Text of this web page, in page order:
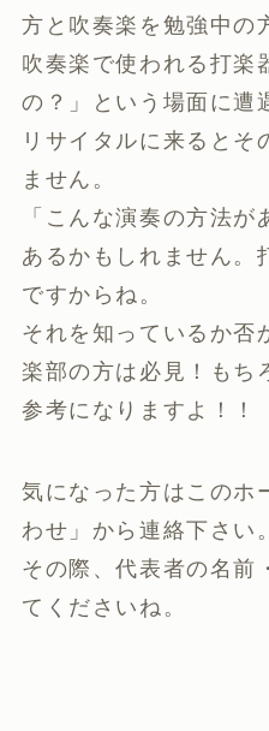
方と吹奏楽を勉強中の
吹奏楽で使われる打楽
の？」という場面に遭
リサイタルに来るとそ
ません。
「こんな演奏の方法
あるかもしれません。
ですからね。
それを知っているか否
楽部の方は必見！もち
参考になりますよ！！
気になった方はこのホ
わせ」から連絡下さい。
その際、代表者の名前
てくださいね。